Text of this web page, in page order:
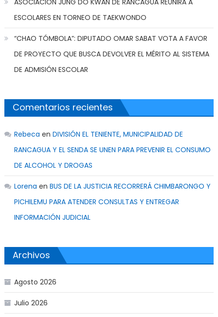
ESCOLARES EN TORNEO DE TAEKWONDO
“CHAO TÓMBOLA”: DIPUTADO OMAR SABAT VOTA A FAVOR
DE PROYECTO QUE BUSCA DEVOLVER EL MÉRITO AL SISTEMA
DE ADMISIÓN ESCOLAR
Comentarios recientes
Rebeca en DIVISIÓN EL TENIENTE, MUNICIPALIDAD DE
RANCAGUA Y EL SENDA SE UNEN PARA PREVENIR EL CONSUMO
DE ALCOHOL Y DROGAS
Lorena en BUS DE LA JUSTICIA RECORRERÁ CHIMBARONGO Y
PICHILEMU PARA ATENDER CONSULTAS Y ENTREGAR
INFORMACIÓN JUDICIAL
Archivos
Agosto 2026
Julio 2026